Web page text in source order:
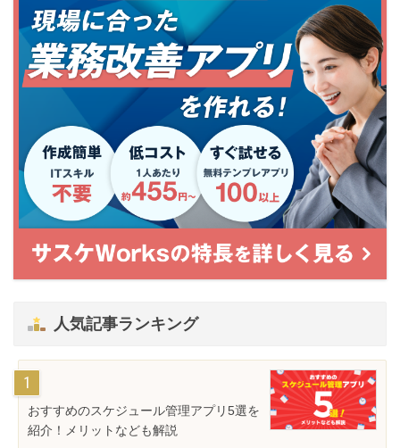
人気記事ランキング
おすすめのスケジュール管理アプリ5選を
紹介！メリットなども解説